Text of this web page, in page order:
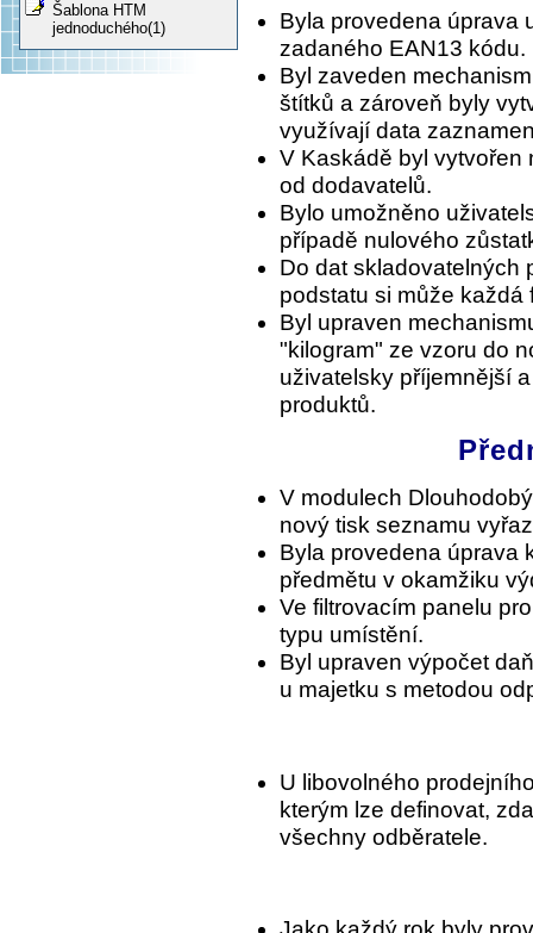
Šablona HTM
jednoduchého(1)
Byla provedena úprava
zadaného EAN13 kódu.
Byl zaveden
štítků a zároveň byly
využívají data
V Kaskádě byl vytvořen
od dodavatelů.
Bylo umožněno
případě nulového
Do dat skladovatelných
podstatu si může každá
Byl upraven
"kilogram" ze vzoru do
uživatelsky příjemnější
produktů.
V modulech
nový tisk seznamu
Byla provedena úprava
předmětu v okamžiku
Ve filtrovacím panelu
typu umístění.
Byl upraven výpočet
u majetku s metodou
U libovolného
kterým lze definovat,
všechny odběratele.